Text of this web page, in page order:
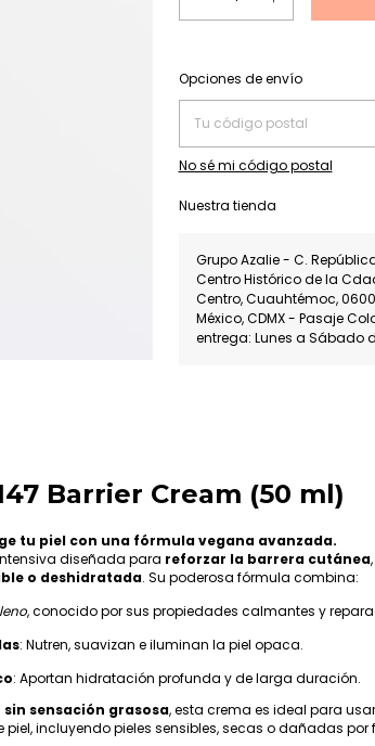
Entregas para el CP:
Opciones de envío
No sé mi código postal
Nuestra tienda
Grupo Azalie - C.
Centro Histórico de la
Centro, Cuauhtémoc,
México, CDMX - Pasaje
entrega: Lunes a Sábado
Barrier Cream (50 ml)
tu piel con una fórmula vegana avanzada.
diseñada para reforzar la barrera cutánea
o deshidratada. Su poderosa fórmula combina:
, conocido por sus propiedades calmantes y
: Nutren, suavizan e iluminan la piel opaca.
: Aportan hidratación profunda y de larga duración.
sensación grasosa, esta crema es ideal para
incluyendo pieles sensibles, secas o dañadas por